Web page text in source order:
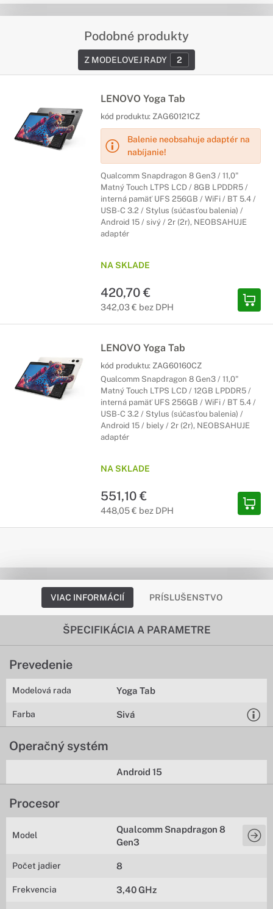
Podobné produkty
Z MODELOVEJ RADY 2
LENOVO Yoga Tab
kód produktu: ZAG60121CZ
Balenie neobsahuje adaptér na
nabíjanie!
Qualcomm Snapdragon 8 Gen3 / 11,0"
Matný Touch LTPS LCD / 8GB LPDDR5 /
interná pamäť UFS 256GB / WiFi / BT 5.4 /
USB-C 3.2 / Stylus (súčasťou balenia) /
Android 15 / sivý / 2r (2r), NEOBSAHUJE
adaptér
NA SKLADE
420,70 €
342,03 € bez DPH
LENOVO Yoga Tab
kód produktu: ZAG60160CZ
Qualcomm Snapdragon 8 Gen3 / 11,0"
Matný Touch LTPS LCD / 12GB LPDDR5 /
interná pamäť UFS 256GB / WiFi / BT 5.4 /
USB-C 3.2 / Stylus (súčasťou balenia) /
Android 15 / biely / 2r (2r), NEOBSAHUJE
adaptér
NA SKLADE
551,10 €
448,05 € bez DPH
VIAC INFORMÁCIÍ PRÍSLUŠENSTVO
ŠPECIFIKÁCIA A PARAMETRE
Prevedenie
Modelová rada Yoga Tab
Farba Sivá
Operačný systém
Android 15
Procesor
Model
Qualcomm Snapdragon 8
Gen3
Počet jadier 8
Frekvencia 3,40 GHz